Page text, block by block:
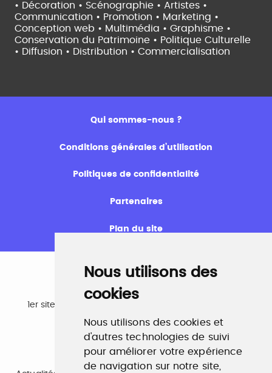
Nous utilisons des
cookies
Nous utilisons des cookies et
d'autres technologies de suivi
pour améliorer votre expérience
de navigation sur notre site,
• Décoration • Scénographie • Artistes •
Communication • Promotion • Marketing •
Conception web • Multimédia • Graphisme •
Conservation du Patrimoine • Politique Culturelle
• Diffusion • Distribution • Commercialisation
Qui sommes-nous ?
Conditions générales d’utilisation
Politiques de confidentialité
Partenaires
Plan du site
Emploi
1er site emploi du secteur culturel 784.000 visites et
www.profilculture.com
Formation